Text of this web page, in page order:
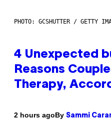
PHOTO: GCSHUTTER / GETTY
4 Unexpected
Reasons
Therapy,
2 hours agoBy Sammi